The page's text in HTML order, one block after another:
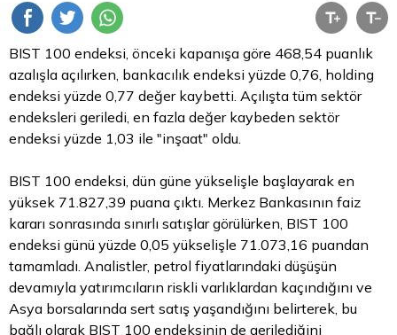
BIST 100 endeksi, önceki kapanışa göre 468,54 puanlık
azalışla açılırken, bankacılık endeksi yüzde 0,76, holding
endeksi yüzde 0,77 değer kaybetti. Açılışta tüm sektör
endeksleri geriledi, en fazla değer kaybeden sektör
endeksi yüzde 1,03 ile "inşaat" oldu.
BIST 100 endeksi, dün güne yükselişle başlayarak en
yüksek 71.827,39 puana çıktı. Merkez Bankasının faiz
kararı sonrasında sınırlı satışlar görülürken, BIST 100
endeksi günü yüzde 0,05 yükselişle 71.073,16 puandan
tamamladı. Analistler, petrol fiyatlarındaki düşüşün
devamıyla yatırımcıların riskli varlıklardan kaçındığını ve
Asya borsalarında sert satış yaşandığını belirterek, bu
bağlı olarak BIST 100 endeksinin de gerilediğini